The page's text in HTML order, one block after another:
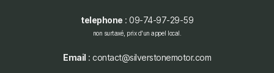
telephone : 09-74-97-29-59
non surtaxé, prix d'un appel local.
Email : contact@silverstonemotor.com